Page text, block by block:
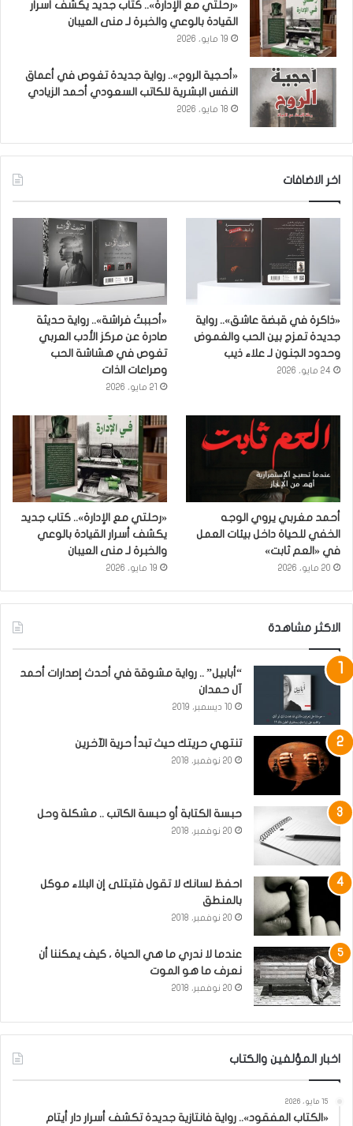
«رحلتي مع الإدارة».. كتاب جديد يكشف أسرار
القيادة بالوعي والخبرة لـ منى العيبان
19 مايو، 2026
«أحجية الروح».. رواية جديدة تغوص في أعماق
النفس البشرية للكاتب السعودي أحمد الزيادي
18 مايو، 2026
اخر الاضافات
«ذاكرة في قبضة عاشق».. رواية
جديدة تمزج بين الحب والغموض
وحدود الجنون لـ علاء ذيب
24 مايو، 2026
«أحببتُ فراشة».. رواية حديثة
صادرة عن مركز الأدب العربي
تغوص في هشاشة الحب
وصراعات الذات
21 مايو، 2026
أحمد مغربي يروي الوجه
الخفي للحياة داخل بيئات العمل
في «العم ثابت»
20 مايو، 2026
«رحلتي مع الإدارة».. كتاب جديد
يكشف أسرار القيادة بالوعي
والخبرة لـ منى العيبان
19 مايو، 2026
الاكثر مشاهدة
“أبابيل” .. رواية مشوقة في أحدث إصدارات أحمد
آل حمدان
10 ديسمبر، 2019
تنتهي حريتك حيث تبدأ حرية الآخرين
20 نوفمبر، 2018
حبسة الكتابة أو حبسة الكاتب .. مشكلة وحل
20 نوفمبر، 2018
احفظ لسانك لا تقول فتبتلى إن البلاء موكل
بالمنطق
20 نوفمبر، 2018
عندما لا ندري ما هي الحياة ، كيف يمكننا أن
نعرف ما هو الموت
20 نوفمبر، 2018
اخبار المؤلفين والكتاب
15 مايو، 2026
«الكتاب المفقود».. رواية فانتازية جديدة تكشف أسرار دار أيتام